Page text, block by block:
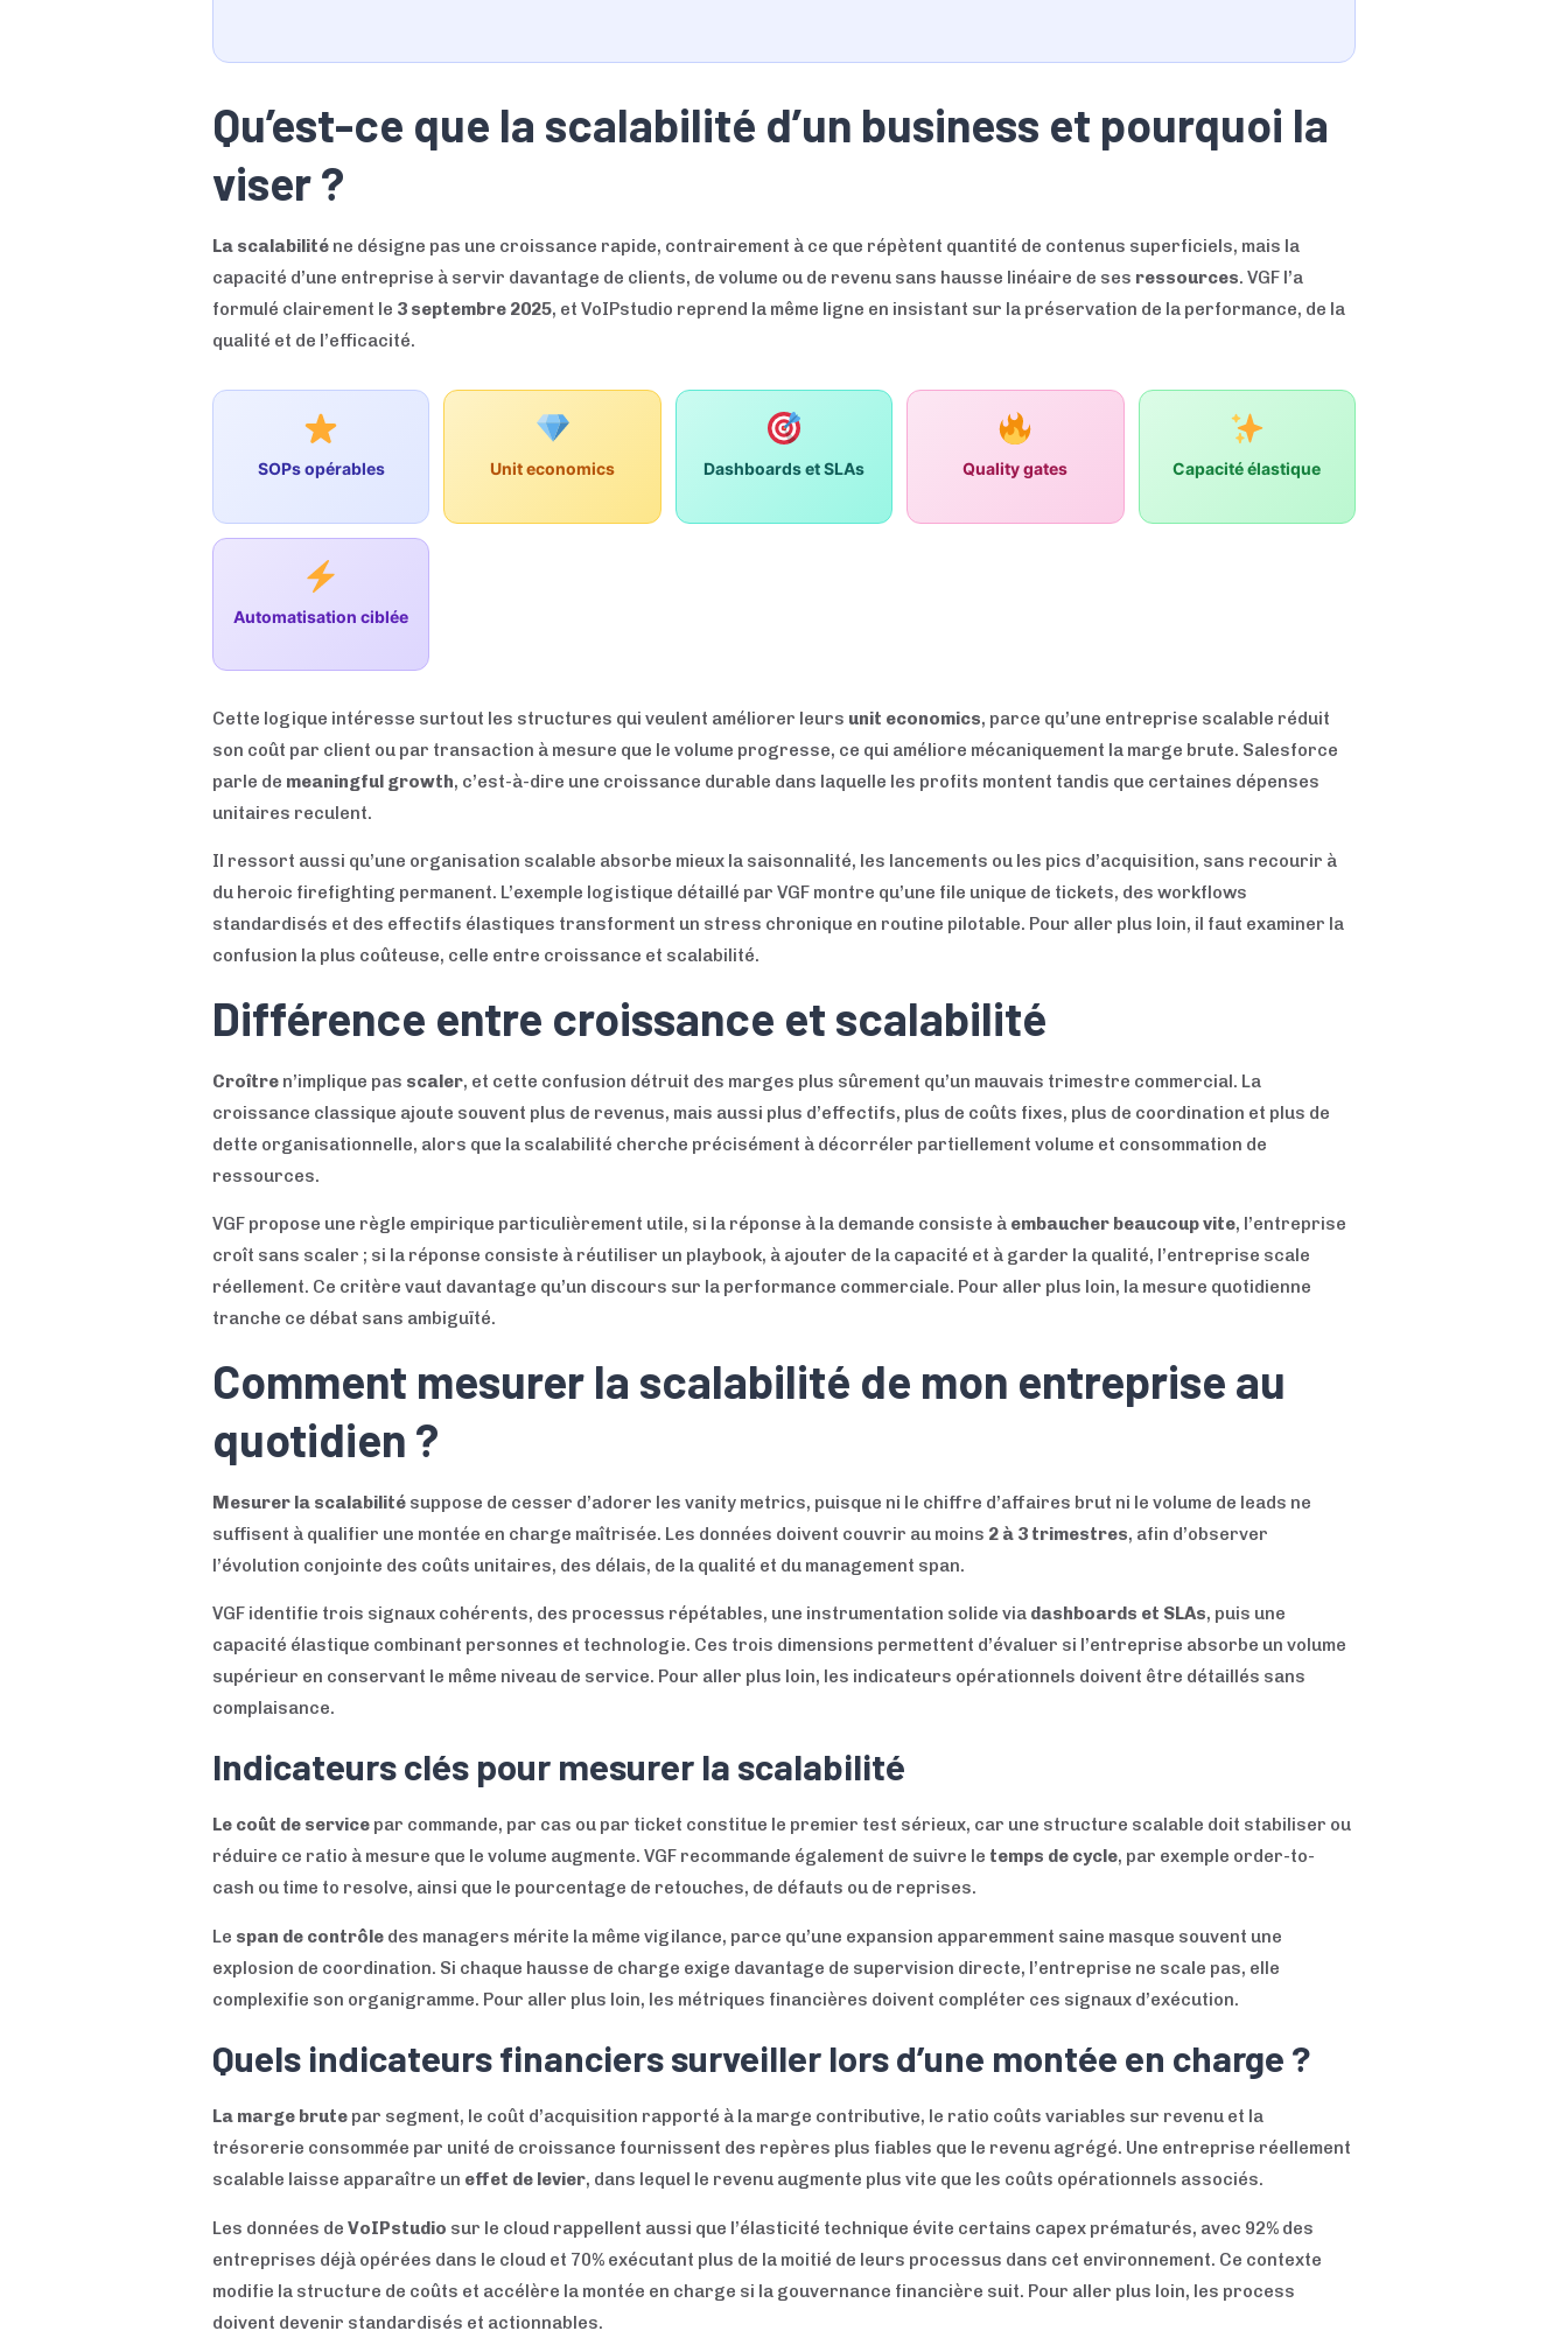
Qu’est-ce que la scalabilité d’un business et pourquoi la
viser ?
La scalabilité ne désigne pas une croissance rapide, contrairement à ce que répètent quantité de contenus superficiels, mais la
capacité d’une entreprise à servir davantage de clients, de volume ou de revenu sans hausse linéaire de ses ressources. VGF l’a
formulé clairement le 3 septembre 2025, et VoIPstudio reprend la même ligne en insistant sur la préservation de la performance, de la
qualité et de l’efficacité.
SOPs opérables Unit economics Dashboards et SLAs Quality gates Capacité élastique
Automatisation ciblée
Cette logique intéresse surtout les structures qui veulent améliorer leurs unit economics, parce qu’une entreprise scalable réduit
son coût par client ou par transaction à mesure que le volume progresse, ce qui améliore mécaniquement la marge brute. Salesforce
parle de meaningful growth, c’est-à-dire une croissance durable dans laquelle les profits montent tandis que certaines dépenses
unitaires reculent.
Il ressort aussi qu’une organisation scalable absorbe mieux la saisonnalité, les lancements ou les pics d’acquisition, sans recourir à
du heroic firefighting permanent. L’exemple logistique détaillé par VGF montre qu’une file unique de tickets, des workflows
standardisés et des effectifs élastiques transforment un stress chronique en routine pilotable. Pour aller plus loin, il faut examiner la
confusion la plus coûteuse, celle entre croissance et scalabilité.
Différence entre croissance et scalabilité
Croître n’implique pas scaler, et cette confusion détruit des marges plus sûrement qu’un mauvais trimestre commercial. La
croissance classique ajoute souvent plus de revenus, mais aussi plus d’effectifs, plus de coûts fixes, plus de coordination et plus de
dette organisationnelle, alors que la scalabilité cherche précisément à décorréler partiellement volume et consommation de
ressources.
VGF propose une règle empirique particulièrement utile, si la réponse à la demande consiste à embaucher beaucoup vite, l’entreprise
croît sans scaler ; si la réponse consiste à réutiliser un playbook, à ajouter de la capacité et à garder la qualité, l’entreprise scale
réellement. Ce critère vaut davantage qu’un discours sur la performance commerciale. Pour aller plus loin, la mesure quotidienne
tranche ce débat sans ambiguïté.
Comment mesurer la scalabilité de mon entreprise au
quotidien ?
Mesurer la scalabilité suppose de cesser d’adorer les vanity metrics, puisque ni le chiffre d’affaires brut ni le volume de leads ne
suffisent à qualifier une montée en charge maîtrisée. Les données doivent couvrir au moins 2 à 3 trimestres, afin d’observer
l’évolution conjointe des coûts unitaires, des délais, de la qualité et du management span.
VGF identifie trois signaux cohérents, des processus répétables, une instrumentation solide via dashboards et SLAs, puis une
capacité élastique combinant personnes et technologie. Ces trois dimensions permettent d’évaluer si l’entreprise absorbe un volume
supérieur en conservant le même niveau de service. Pour aller plus loin, les indicateurs opérationnels doivent être détaillés sans
complaisance.
Indicateurs clés pour mesurer la scalabilité
Le coût de service par commande, par cas ou par ticket constitue le premier test sérieux, car une structure scalable doit stabiliser ou
réduire ce ratio à mesure que le volume augmente. VGF recommande également de suivre le temps de cycle, par exemple order-to-
cash ou time to resolve, ainsi que le pourcentage de retouches, de défauts ou de reprises.
Le span de contrôle des managers mérite la même vigilance, parce qu’une expansion apparemment saine masque souvent une
explosion de coordination. Si chaque hausse de charge exige davantage de supervision directe, l’entreprise ne scale pas, elle
complexifie son organigramme. Pour aller plus loin, les métriques financières doivent compléter ces signaux d’exécution.
Quels indicateurs financiers surveiller lors d’une montée en charge ?
La marge brute par segment, le coût d’acquisition rapporté à la marge contributive, le ratio coûts variables sur revenu et la
trésorerie consommée par unité de croissance fournissent des repères plus fiables que le revenu agrégé. Une entreprise réellement
scalable laisse apparaître un effet de levier, dans lequel le revenu augmente plus vite que les coûts opérationnels associés.
Les données de VoIPstudio sur le cloud rappellent aussi que l’élasticité technique évite certains capex prématurés, avec 92% des
entreprises déjà opérées dans le cloud et 70% exécutant plus de la moitié de leurs processus dans cet environnement. Ce contexte
modifie la structure de coûts et accélère la montée en charge si la gouvernance financière suit. Pour aller plus loin, les process
doivent devenir standardisés et actionnables.